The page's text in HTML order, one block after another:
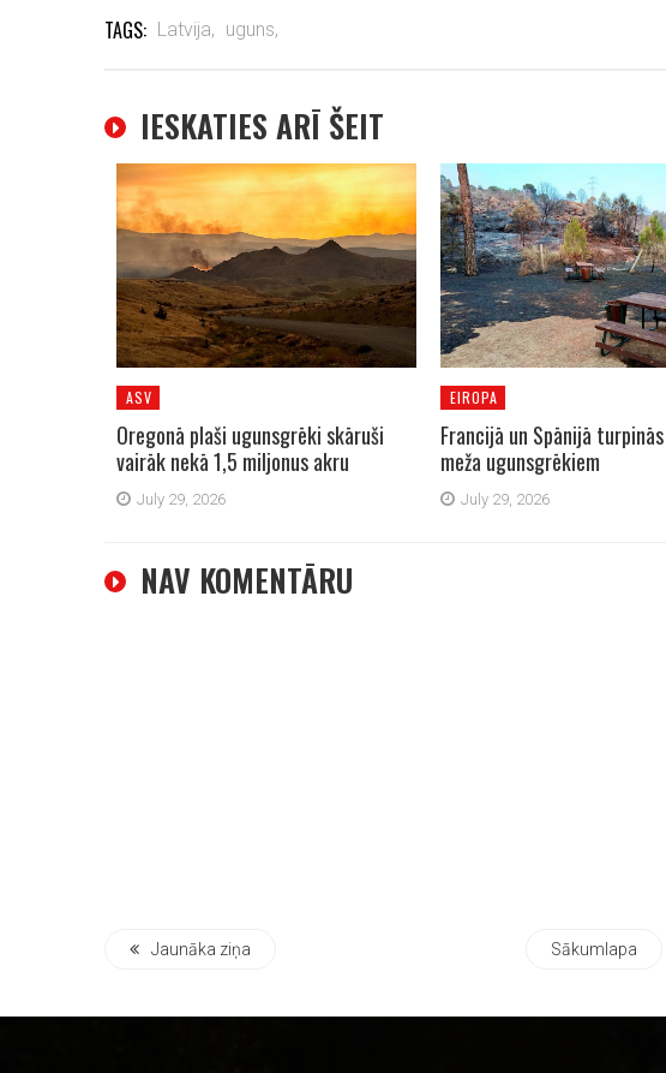
TAGS: Latvija, uguns,
IESKATIES ARĪ ŠEIT
ASV
Oregonā plaši ugunsgrēki skāruši
vairāk nekā 1,5 miljonus akru
July 29, 2026
EIROPA
Francijā un Spānijā
meža ugunsgrēkiem
July 29, 2026
NAV KOMENTĀRU
Jaunāka ziņa Sākumlapa